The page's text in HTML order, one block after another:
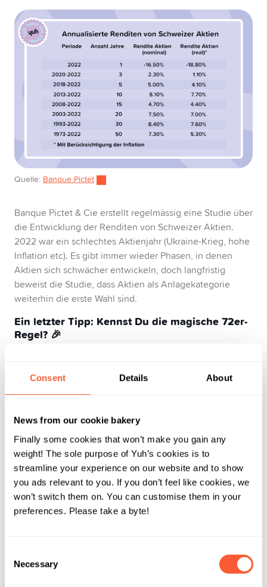
Consent Details About
News from our cookie bakery
Finally some cookies that won’t make you gain any
weight! The sole purpose of Yuh’s cookies is to
streamline your experience on our website and to show
you ads relevant to you. If you don’t feel like cookies, we
won’t switch them on. You can customise them in your
preferences. Please take a byte!
Selection
Necessary
Quelle: Banque Pictet
Banque Pictet & Cie erstellt regelmässig eine Studie über
die Entwicklung der Renditen von Schweizer Aktien.
2022 war ein schlechtes Aktienjahr (Ukraine-Krieg, hohe
Inflation etc). Es gibt immer wieder Phasen, in denen
Aktien sich schwächer entwickeln, doch langfristig
beweist die Studie, dass Aktien als Anlagekategorie
weiterhin die erste Wahl sind.
Ein letzter Tipp: Kennst Du die magische 72er-
Regel? 🎉
verdoppelt? Keine Sorge, du musst kein Mathe-Nerd
deinen Zinssatz oder die Rendite und du hast die
Anzahl der Jahre, in denen sich dein Geld verdoppelt.
🚀 Es ist fast so, als hätte dein Geld einen Zwilling auf
einer Finanz-Party gefunden. 🎉
Wenn du zum Beispiel langfristig eine durchschnittliche
Rendite von 6% erwartest, verdoppelt sich dein Geld
etwa alle 12 Jahre, d. h. 72/6.
Die Redewendung «Zeit ist Geld» kennst du vermutlich.